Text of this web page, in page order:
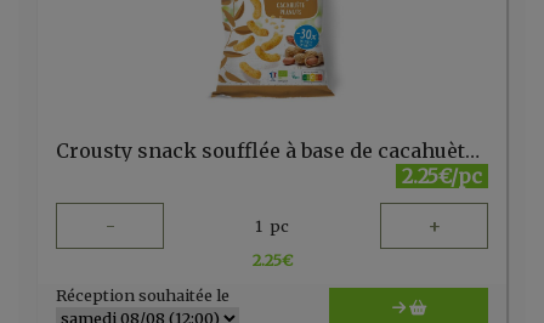
Crousty snack soufflée à base de cacahuètes et maïs 75 g LPDF
2.25€/pc
- 1 pc +
2.25€
Réception souhaitée le